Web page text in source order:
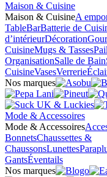
Maison & Cuisine
Maison & CuisineA
TableBarBatterie de
d’intérieurDécoration
CuisineMugs & Tasses
OrganisationSalle de Bain
CuisineVasesVerrerie
Nos marques
Mode & Accessoires
Mode & Accessoires
BonnetsChaussettes &
ChaussonsLunettes
GantsÉventails
Nos marques